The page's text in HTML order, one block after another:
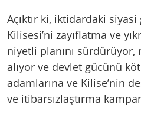
Açıktır ki, iktidardaki
Kilisesi’ni zayıflatma ve
niyetli planını
alıyor ve devlet gücünü
adamlarına ve Kilise’nin
ve itibarsızlaştırma